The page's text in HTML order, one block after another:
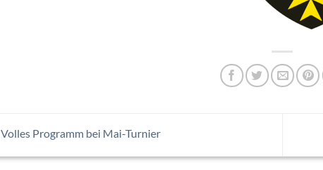
Volles Programm bei Mai-Turnier